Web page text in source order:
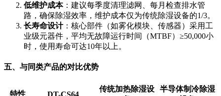
低维护成本：建议每季度清理滤网、每月检查排水管
路，确保除湿效率，维护成本仅为传统除湿设备的1/3。
长寿命设计：核心部件（如雾化模块、传感器）采用工
业级元器件，平均无故障运行时间（MTBF）≥50,000小
时，使用寿命可达10年以上。
五、与同类产品的对比优势
特性
传统加热除湿设
半导体制冷除湿